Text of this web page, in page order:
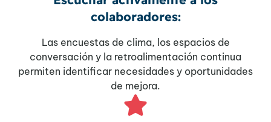
colaboradores:
Las encuestas de clima, los espacios de
conversación y la retroalimentación continua
permiten identificar necesidades y oportunidades
de mejora.